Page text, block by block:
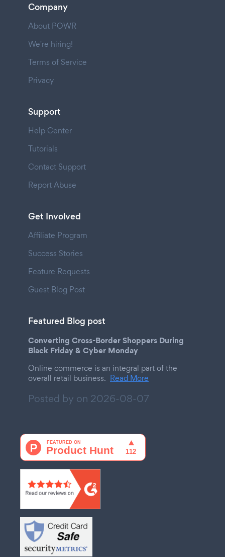
Company
About POWR
We're hiring!
Terms of Service
Privacy
Support
Help Center
Tutorials
Contact Support
Report Abuse
Get Involved
Affiliate Program
Success Stories
Feature Requests
Guest Blog Post
Featured Blog post
Converting Cross-Border Shoppers During
Black Friday & Cyber Monday
Online commerce is an integral part of the
overall retail business. Read More
Posted by on 2026-08-07